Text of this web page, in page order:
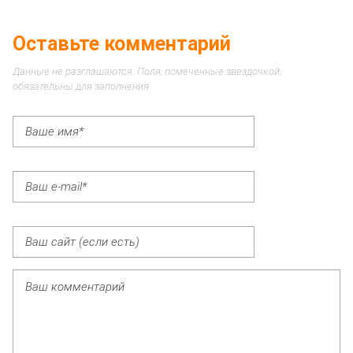
Оставьте комментарий
Данные не разглашаются. Поля, помеченные звездочкой,
обязательны для заполнения